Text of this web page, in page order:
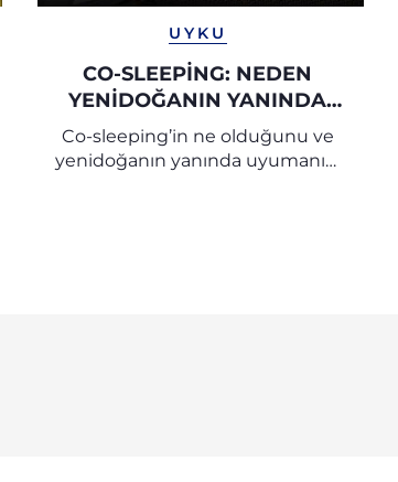
UYKU
CO-SLEEPING: NEDEN
YENIDOĞANIN YANINDA
UYUNMALI? | CHICCO
Co-sleeping’in ne olduğunu ve
yenidoğanın yanında uyumanın,